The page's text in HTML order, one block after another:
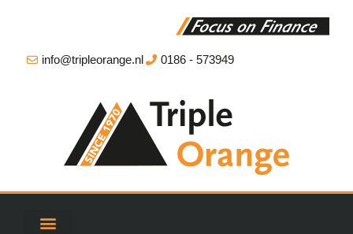
info@tripleorange.nl 0186 - 573949